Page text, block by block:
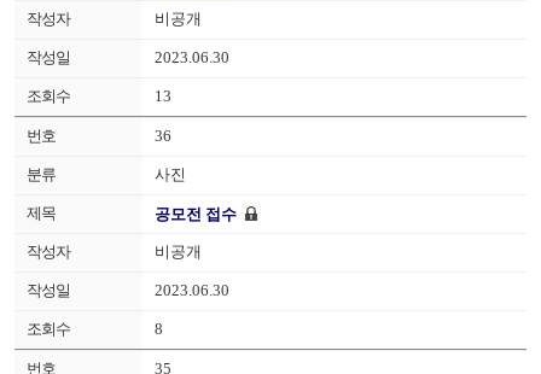
비공개
2023.06.30
13
36
사진
공모전 접수
비공개
2023.06.30
8
35